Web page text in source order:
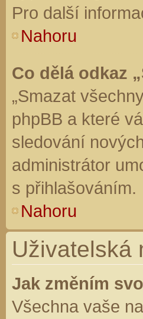
Pro další
Nahoru
Co dělá odkaz
„Smazat
phpBB a které
sledování
administrátor
s přihlašováním.
Nahoru
Uživatelská
Jak změním
Všechna vaše